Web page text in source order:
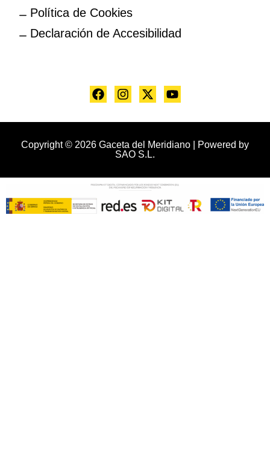
Política de Cookies
Declaración de Accesibilidad
Copyright © 2026 Gaceta del Meridiano | Powered by
SAO S.L.